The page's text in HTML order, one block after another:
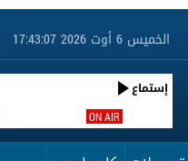
الخميس 6 أوت 2026 17:43:08
ON AIR
إستماع